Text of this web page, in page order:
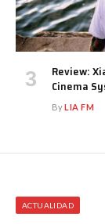
Review:
Cinema
ByLIA FM
ACTUALIDAD